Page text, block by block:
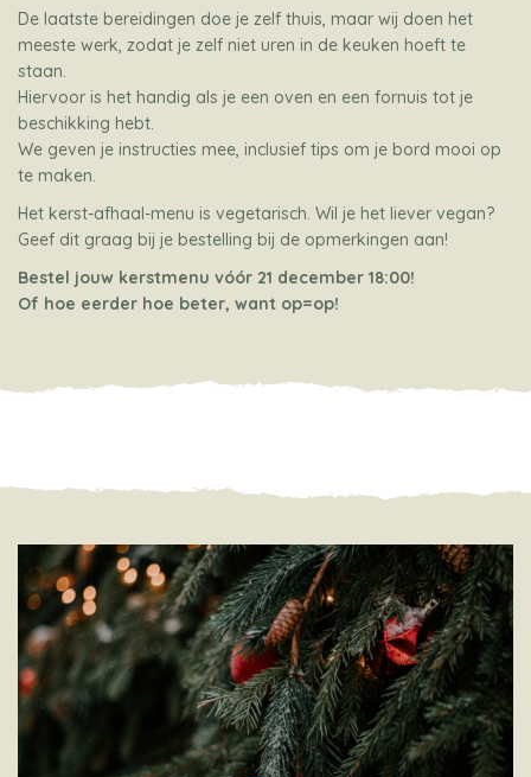
De laatste bereidingen doe je zelf thuis, maar wij doen het
meeste werk, zodat je zelf niet uren in de keuken hoeft te
staan.
Hiervoor is het handig als je een oven en een fornuis tot je
beschikking hebt.
We geven je instructies mee, inclusief tips om je bord mooi op
te maken.
Het kerst-afhaal-menu is vegetarisch. Wil je het liever vegan?
Geef dit graag bij je bestelling bij de opmerkingen aan!
Bestel jouw kerstmenu vóór 21 december 18:00!
Of hoe eerder hoe beter, want op=op!